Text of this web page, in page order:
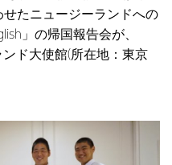
たニュージーランドへの
」の帰国報告会が、
ンド大使館(所在地：東京